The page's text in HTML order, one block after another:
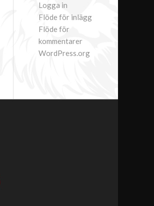
Logga in
Flöde för inlägg
Flöde för
kommentarer
WordPress.org